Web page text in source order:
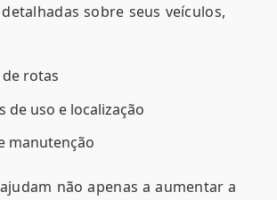
sobre seus veículos,
rotas
de uso e localização
manutenção
não apenas a aumentar a